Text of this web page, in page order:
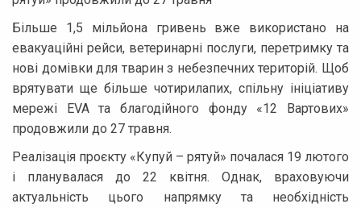
Більше 1,5 мільйона гривень вже використано на
евакуаційні рейси, ветеринарні послуги, перетримку та
нові домівки для тварин з небезпечних територій. Щоб
врятувати ще більше чотирилапих, спільну ініціативу
мережі EVA та благодійного фонду «12 Вартових»
продовжили до 27 травня.
Реалізація проєкту «Купуй – рятуй» почалася 19 лютого
і планувалася до 22 квітня. Однак, враховуючи
актуальність цього напрямку та необхідність